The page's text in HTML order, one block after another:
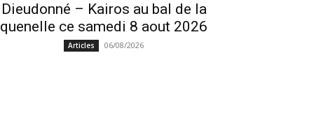
Dieudonné – Kairos au bal de la
quenelle ce samedi 8 aout 2026
Articles 06/08/2026